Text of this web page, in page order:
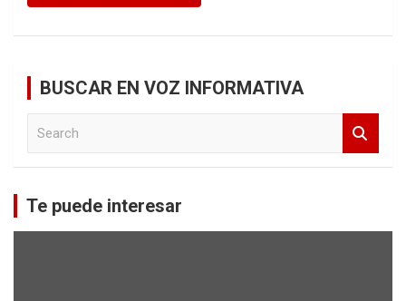
BUSCAR EN VOZ INFORMATIVA
c
h
Te puede interesar